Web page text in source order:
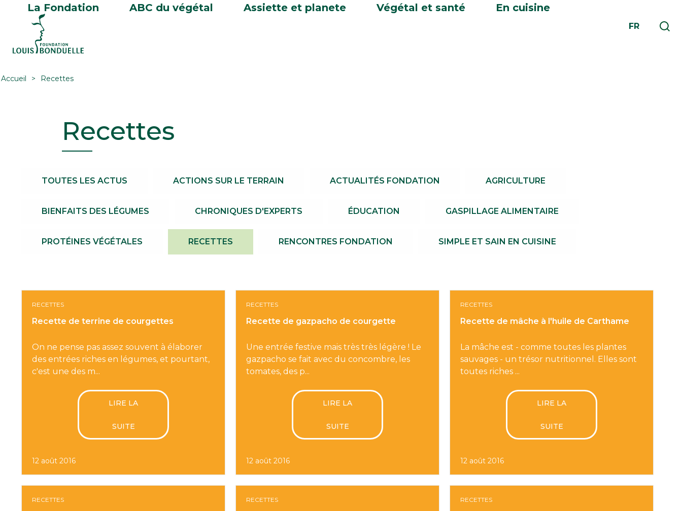
La Fondation ABC du végétal Assiette et planete Végétal et santé En cuisine
FR
Accueil Recettes
Recettes
TOUTES LES ACTUS ACTIONS SUR LE TERRAIN ACTUALITÉS FONDATION AGRICULTURE
BIENFAITS DES LÉGUMES CHRONIQUES D'EXPERTS ÉDUCATION GASPILLAGE ALIMENTAIRE
PROTÉINES VÉGÉTALES RECETTES RENCONTRES FONDATION SIMPLE ET SAIN EN CUISINE
RECETTES
Recette de terrine de courgettes
On ne pense pas assez souvent à élaborer
des entrées riches en légumes, et pourtant,
c'est une des m...
LIRE LA
SUITE
12 août 2016
RECETTES
Recette de gazpacho de courgette
Une entrée festive mais très très légère ! Le
gazpacho se fait avec du concombre, les
tomates, des p...
LIRE LA
SUITE
12 août 2016
RECETTES
Recette de mâche à l'huile de Carthame
La mâche est - comme toutes les plantes
sauvages - un trésor nutritionnel. Elles sont
toutes riches ...
LIRE LA
SUITE
12 août 2016
RECETTES RECETTES RECETTES